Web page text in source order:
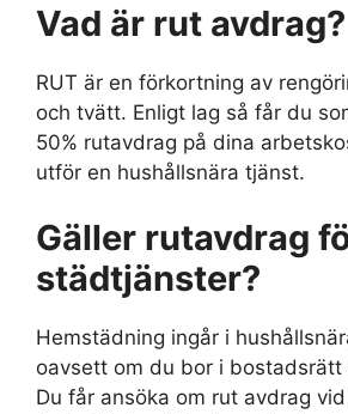
Vad är rut avdrag?
RUT är en förkortning av
och tvätt. Enligt lag så får du
50% rutavdrag på dina
utför en hushållsnära tjänst.
Gäller rutavdrag
städtjänster?
Hemstädning ingår i
oavsett om du bor i bostadsrätt
Du får ansöka om rut avdrag